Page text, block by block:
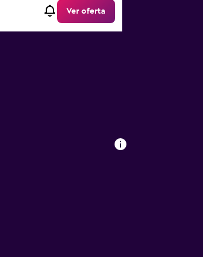
Ver oferta